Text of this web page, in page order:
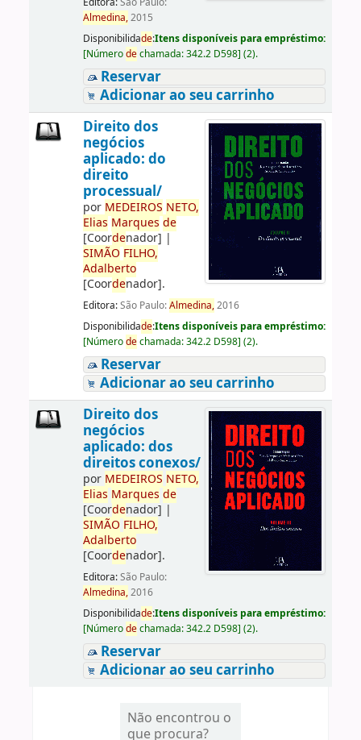
Almedina,2015
Disponibilidade:Itens disponíveis para empréstimo:
[Númerodechamada:342.2 D598] (2).
Reservar
Adicionar ao seu carrinho
Direito dos
negócios
aplicado: do
direito
processual/
por MEDEIROS NETO,
Elias Marques de
[Coordenador] |
SIMÃO FILHO,
Adalberto
[Coordenador].
Editora:São Paulo:Almedina,2016
Disponibilidade:Itens disponíveis para empréstimo:
[Númerodechamada:342.2 D598] (2).
Reservar
Adicionar ao seu carrinho
Direito dos
negócios
aplicado: dos
direitos conexos/
por MEDEIROS NETO,
Elias Marques de
[Coordenador] |
SIMÃO FILHO,
Adalberto
[Coordenador].
Editora:São Paulo:
Almedina,2016
Disponibilidade:Itens disponíveis para empréstimo:
[Númerodechamada:342.2 D598] (2).
Reservar
Adicionar ao seu carrinho
Não encontrou o
que procura?